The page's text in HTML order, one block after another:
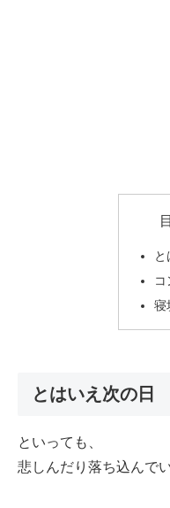
と
寝
とはいえ次の日
といっても、
悲しんだり落ち込んで